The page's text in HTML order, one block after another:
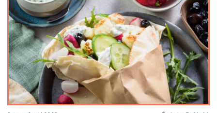
durables
douce